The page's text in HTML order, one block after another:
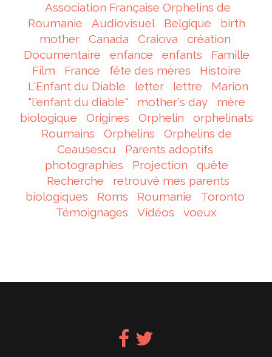
Association Française Orphelins de
Roumanie
Audiovisuel Belgique
birth
mother
Canada Craiova
création
Documentaire
enfance enfants
Famille
Film
France fête des mères
Histoire
L'Enfant du Diable
letter lettre
Marion
"l'enfant du diable"
mother's day
mère
biologique
Origines Orphelin
orphelinats
Roumains
Orphelins
Orphelins de
Ceausescu
Parents adoptifs
photographies
Projection
quête
Recherche
retrouvé mes parents
biologiques
Roms Roumanie
Toronto
Témoignages
Vidéos voeux